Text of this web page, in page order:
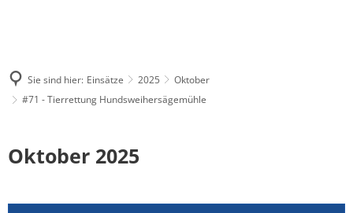
Sie sind hier: Einsätze 2025
Oktober
#71 - Tierrettung Hundsweihersägemühle
Oktober 2025